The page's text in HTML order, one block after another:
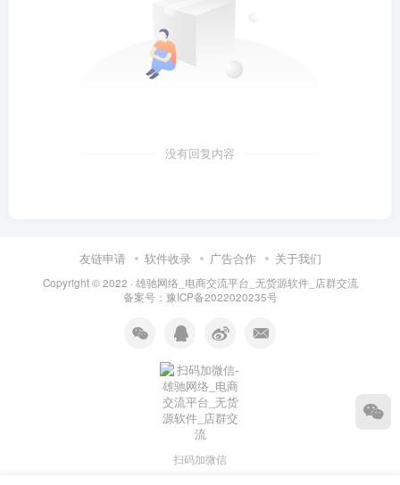
没有回复内容
友链申请 软件收录 广告合作 关于我们
Copyright © 2022 · 雄驰网络_电商交流平台_无货源软件_店群交流
备案号： 豫ICP备2022020235号
扫码加微信